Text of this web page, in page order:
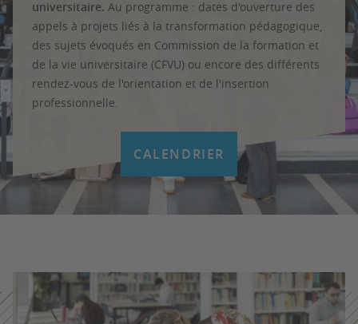
universitaire. Au programme : dates d'ouverture des
appels à projets liés à la transformation pédagogique,
des sujets évoqués en Commission de la formation et
de la vie universitaire (CFVU) ou encore des différents
rendez-vous de l'orientation et de l'insertion
professionnelle.
CALENDRIER